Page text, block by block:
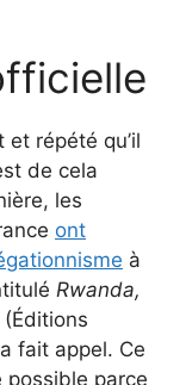
répété qu’il
de cela
les
ont
à
Rwanda,
(Éditions
fait appel. Ce
possible parce